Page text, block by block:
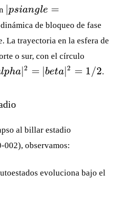
| psi
angle =
\alpha|0
angle +
\beta|1
angle
∣psiangle =
de bloqueo de fase
La trayectoria en la esfera de
o sur, con el círculo
lpha∣2 = ∣beta∣2 = 1/2.
al billar estadio
002), observamos:
evoluciona bajo el